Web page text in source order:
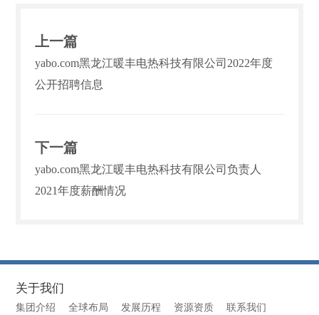
上一篇
yabo.com黑龙江暖丰电热科技有限公司2022年度
公开招聘信息
下一篇
yabo.com黑龙江暖丰电热科技有限公司负责人
2021年度薪酬情况
关于我们
集团介绍 全球布局 发展历程 资源资质 联系我们